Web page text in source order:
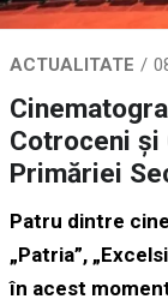
ACTUALITATE
Cotroceni
Primăriei
Patru dintre
„Patria”,
în acest